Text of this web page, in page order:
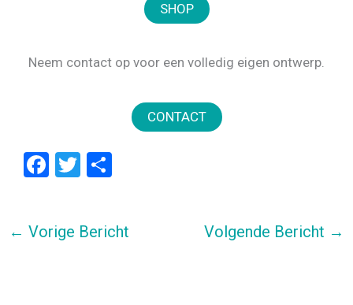
Neem contact op voor een volledig eigen ontwerp.
F
b
T
er n
← Vorige Bericht Volgende Bericht →